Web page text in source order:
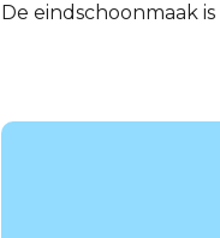
De eindschoonmaak is